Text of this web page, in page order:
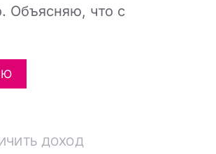
Объясняю, что с
ДОХОД